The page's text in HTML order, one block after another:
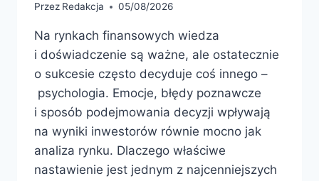
Przez Redakcja 05/08/2026
Na rynkach finansowych wiedza
i doświadczenie są ważne, ale ostatecznie
o sukcesie często decyduje coś innego –
psychologia. Emocje, błędy poznawcze
i sposób podejmowania decyzji wpływają
na wyniki inwestorów równie mocno jak
analiza rynku. Dlaczego właściwe
nastawienie jest jednym z najcenniejszych